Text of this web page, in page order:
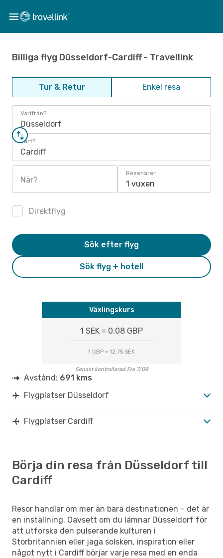
Billiga flyg Düsseldorf-Cardiff - Travellink
Tur & Retur Enkel resa
Varifrån?
Düsseldorf
Vart?
Cardiff
När?
Resenärer
1 vuxen
Direktflyg
Sök flyg + hotell
Sök efter flyg
Växlingskurs
1 SEK = 0.08 GBP
1 GBP = 12.75 SEK
Senast kontrollerad Fre 7/08
Avstånd: 691 kms
Flygplatser Düsseldorf
Flygplatser Cardiff
Börja din resa från Düsseldorf till
Cardiff
Resor handlar om mer än bara destinationen – det är
en inställning. Oavsett om du lämnar Düsseldorf för
att utforska den pulserande kulturen i
Storbritannien eller jaga solsken, inspiration eller
något nytt i Cardiff börjar varje resa med en enda